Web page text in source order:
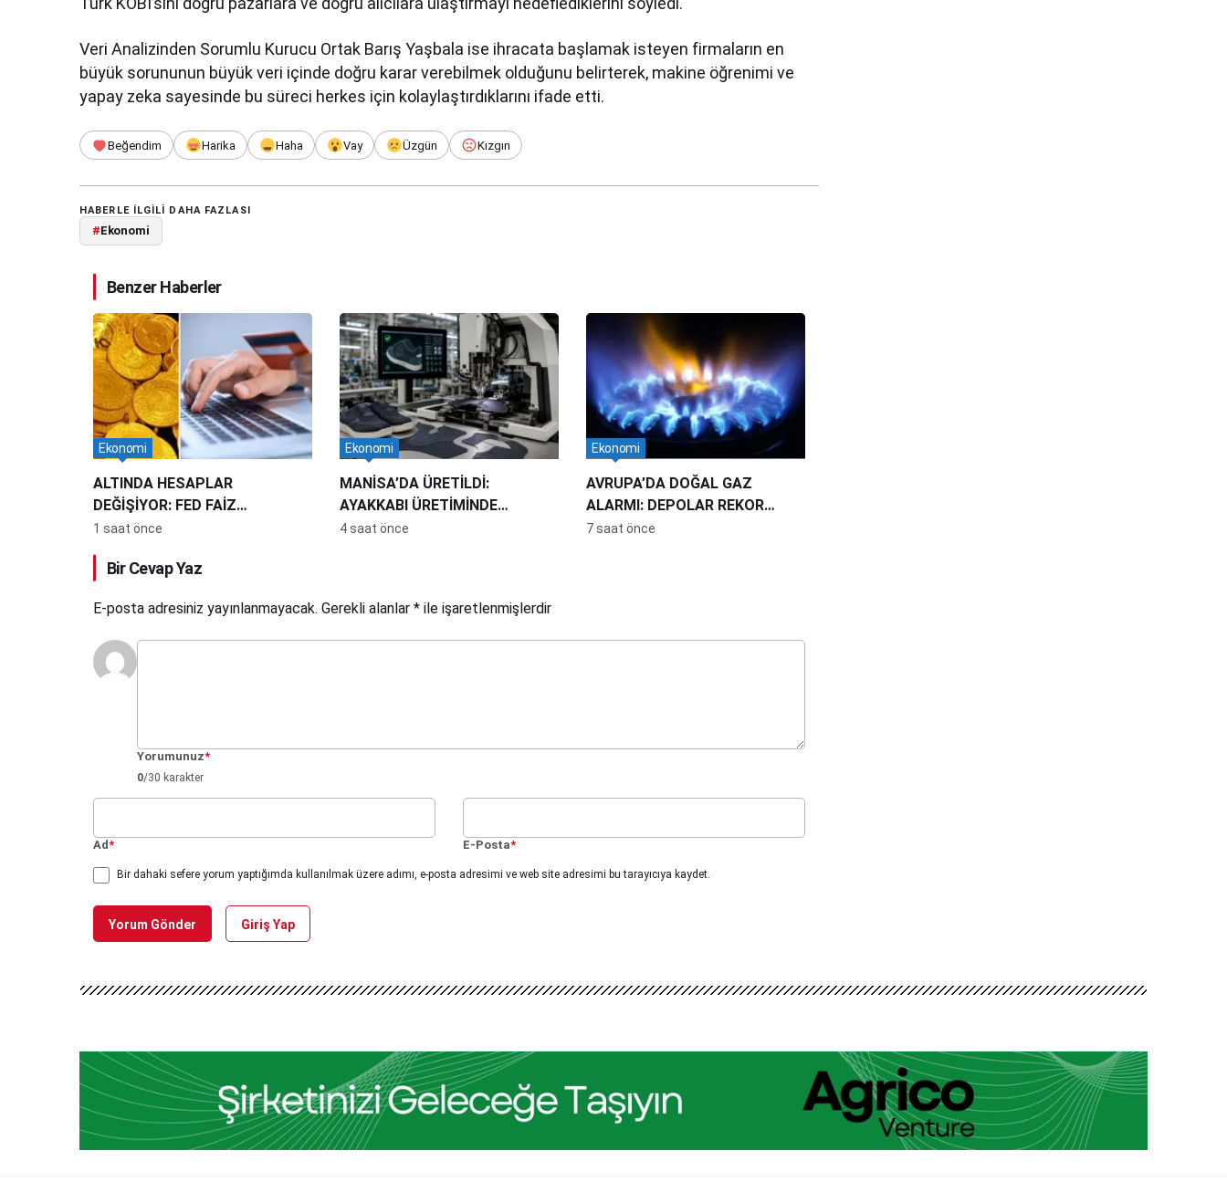
Veri Analizinden Sorumlu Kurucu Ortak Barış Yaşbala ise ihracata başlamak isteyen firmaların en
büyük sorununun büyük veri içinde doğru karar verebilmek olduğunu belirterek, makine öğrenimi ve
yapay zeka sayesinde bu süreci herkes için kolaylaştırdıklarını ifade etti.
Beğendim Harika Haha Vay Üzgün Kızgın
HABERLE ILGILI DAHA FAZLASI
#Ekonomi
Benzer Haberler
ALTINDA HESAPLAR
DEĞİŞİYOR: FED FAİZ
İNDİRMESE DE YENİ REKOR
Ekonomi
1 saat önce
MANİSA’DA ÜRETİLDİ:
AYAKKABI ÜRETİMİNDE
KAPASİTEYİ 10 KATA ÇIKARDI
Ekonomi
4 saat önce
AVRUPA’DA DOĞAL GAZ
ALARMI: DEPOLAR REKOR
DÜŞÜK SEVİYEDE
Ekonomi
7 saat önce
Bir Cevap Yaz
E-posta adresiniz yayınlanmayacak. Gerekli alanlar * ile işaretlenmişlerdir
Yorumunuz*
0/30 karakter
Ad* E-Posta*
Bir dahaki sefere yorum yaptığımda kullanılmak üzere adımı, e-posta adresimi ve web site adresimi bu tarayıcıya kaydet.
Yorum Gönder Giriş Yap